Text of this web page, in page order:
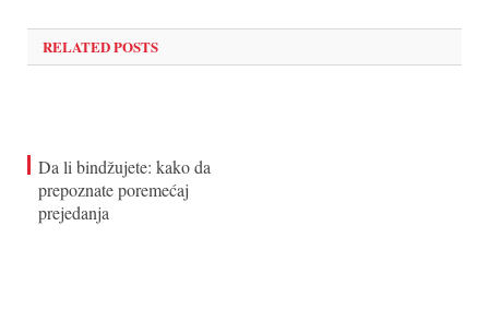
RELATED POSTS
Da li bindžujete: kako da
prepoznate poremećaj
prejedanja